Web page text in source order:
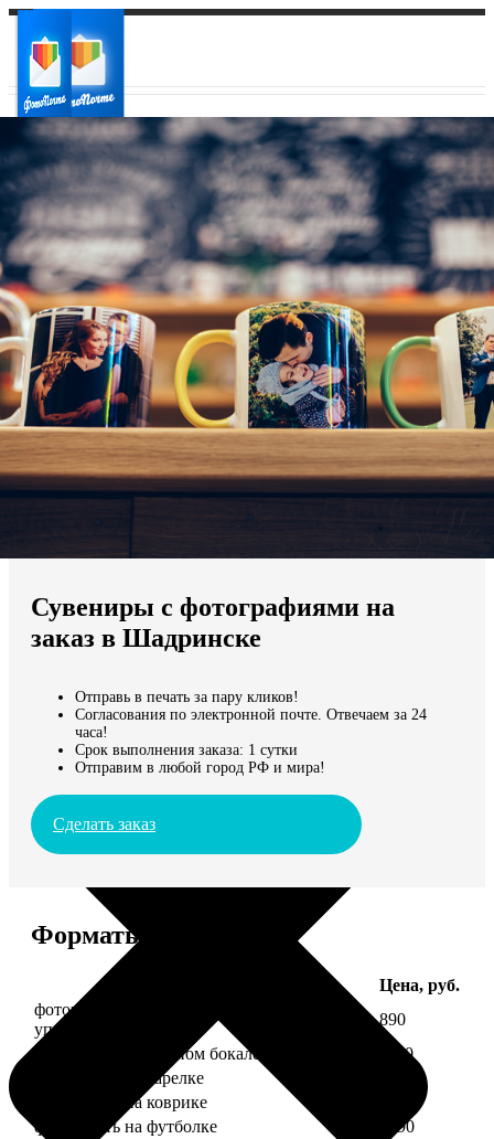
Ваш город:
Ваш регион доставки
Выберите из списка:
Мы доставляем по всему миру
Продолжить без города
Сувениры с фотографиями на
заказ в Шадринске
Отправь в печать за пару кликов!
Согласования по электронной почте. Отвечаем за 24
часа!
Срок выполнения заказа: 1 сутки
Отправим в любой город РФ и мира!
Сделать заказ
Форматы и цены
Цена, руб.
фотопечать на кружке + подарочная
упаковка
890
фотопечать на пивном бокале
1190
фотопечать на тарелке
фотопечать на коврике
фотопечать на футболке
1490